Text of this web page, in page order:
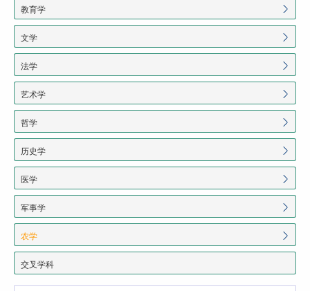
教育学
文学
法学
艺术学
哲学
历史学
医学
军事学
农学
交叉学科